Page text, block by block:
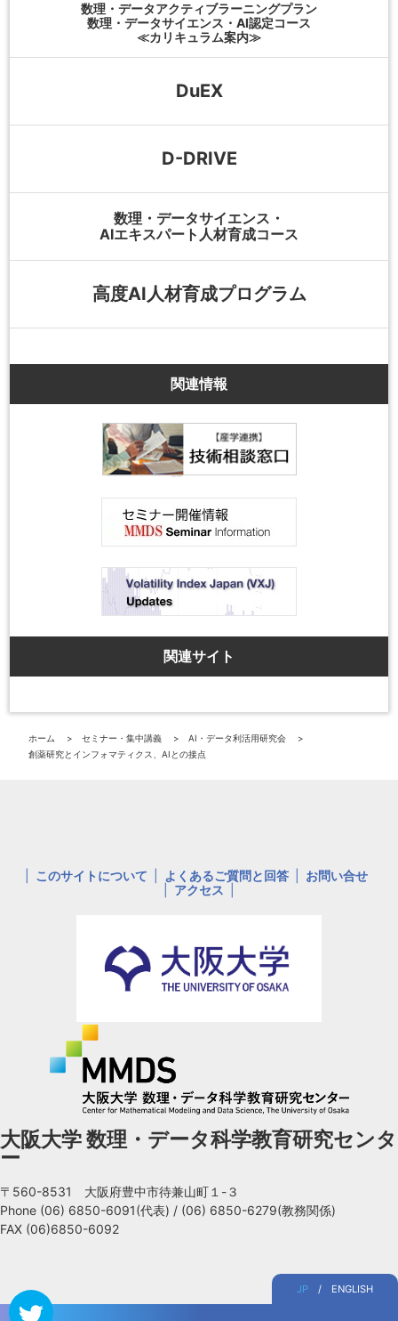
数理・データアクティブラーニングプラン
数理・データサイエンス・AI認定コース
≪カリキュラム案内≫
DuEX
D-DRIVE
数理・データサイエンス・
AIエキスパート人材育成コース
高度AI人材育成プログラム
関連情報
関連サイト
ホーム セミナー・集中講義
AI・データ利活用研究会
創薬研究とインフォマティクス、AIとの接点
このサイトについて よくあるご質問と回答
お問い合せ
アクセス
大阪大学 数理・データ科学教育研究センタ
ー
〒560-8531 大阪府豊中市待兼山町１-３
Phone (06) 6850-6091(代表) / (06) 6850-6279(教務関係)
FAX (06)6850-6092
JP / ENGLISH